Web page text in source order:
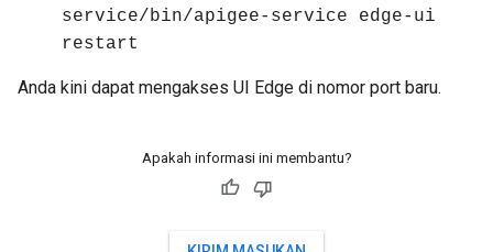
service/bin/apigee-service edge-ui
restart
Anda kini dapat mengakses UI Edge di nomor port baru.
Apakah informasi ini membantu?